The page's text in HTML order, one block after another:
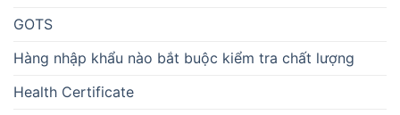
GOTS
Hàng nhập khẩu nào bắt buộc kiểm tra chất lượng
Health Certificate